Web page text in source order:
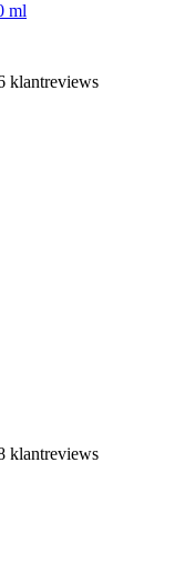
ml
klantreviews
klantreviews